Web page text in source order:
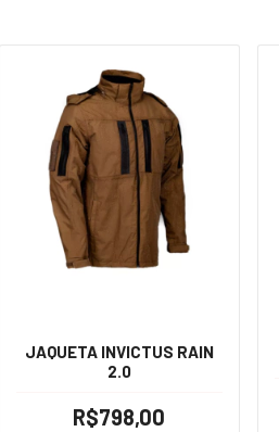
JAQUETA INVICTUS RAIN
2.0
R$798,00